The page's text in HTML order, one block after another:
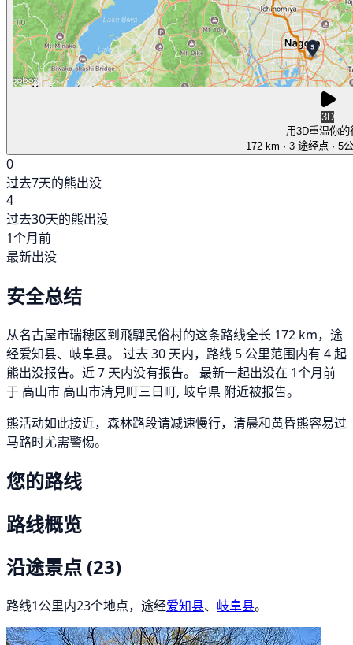
3D
用3D重温你的
172 km · 3 途经点· 5
0
过去7天的熊出没
4
过去30天的熊出没
1个月前
最新出没
安全总结
从名古屋市瑞穂区到飛驒民俗村的这条路线全长 172 km，途
经爱知县、岐阜县。 过去 30 天内，路线 5 公里范围内有 4 起
熊出没报告。近 7 天内没有报告。 最新一起出没在 1个月前
于 高山市 高山市清見町三日町, 岐阜県 附近被报告。
熊活动如此接近，森林路段请减速慢行，清晨和黄昏熊容易过
马路时尤需警惕。
您的路线
路线概览
沿途景点 (23)
路线1公里内23个地点，途经爱知县、 岐阜县。